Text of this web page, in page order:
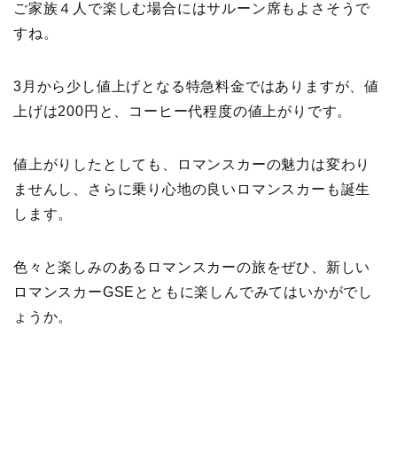
ご家族４人で楽しむ場合にはサルーン席もよさそうで
すね。
3月から少し値上げとなる特急料金ではありますが、値
上げは200円と、コーヒー代程度の値上がりです。
値上がりしたとしても、ロマンスカーの魅力は変わり
ませんし、さらに乗り心地の良いロマンスカーも誕生
します。
色々と楽しみのあるロマンスカーの旅をぜひ、新しい
ロマンスカーGSEとともに楽しんでみてはいかがでし
ょうか。